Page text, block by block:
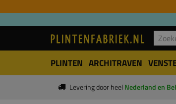
PLINTEN ARCHITRAVEN
Levering door heel Nederland en